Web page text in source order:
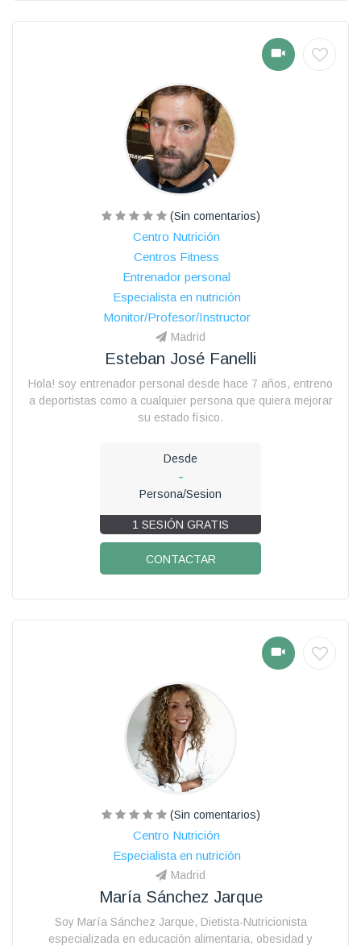
(Sin comentarios)
Centro Nutrición
Centros Fitness
Entrenador personal
Especialista en nutrición
Monitor/Profesor/Instructor
Madrid
Esteban José Fanelli
Hola! soy entrenador personal desde hace 7 años, entreno
a deportistas como a cualquier persona que quiera mejorar
su estado físico.
Desde
-
Persona/Sesion
1 SESIÓN GRATIS
CONTACTAR
(Sin comentarios)
Centro Nutrición
Especialista en nutrición
Madrid
María Sánchez Jarque
Soy María Sánchez Jarque, Dietista-Nutricionista
especializada en educación alimentaria, obesidad y